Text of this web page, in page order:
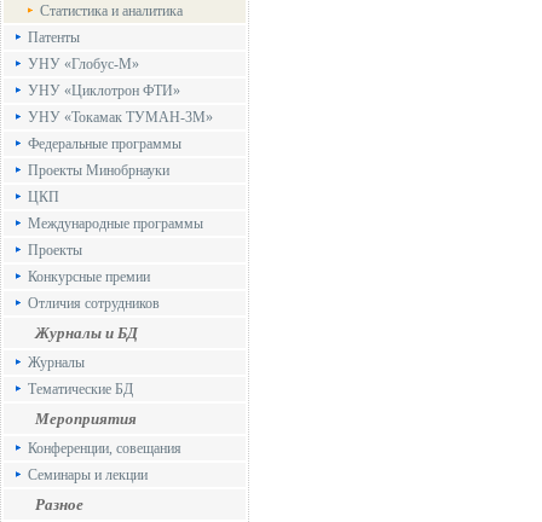
Статистика и аналитика
Патенты
УНУ «Глобус-М»
УНУ «Циклотрон ФТИ»
УНУ «Токамак ТУМАН-3М»
Федеральные программы
Проекты Минобрнауки
ЦКП
Международные программы
Проекты
Конкурсные премии
Отличия сотрудников
Журналы и БД
Журналы
Тематические БД
Мероприятия
Конференции, совещания
Семинары и лекции
Разное